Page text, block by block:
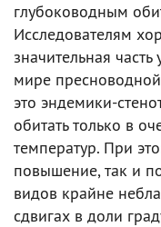
глубоководным
Исследователям
значительная
мире
это эндемики-
обитать только в
температур. При
повышение, так и
видов крайне
сдвигах в доли